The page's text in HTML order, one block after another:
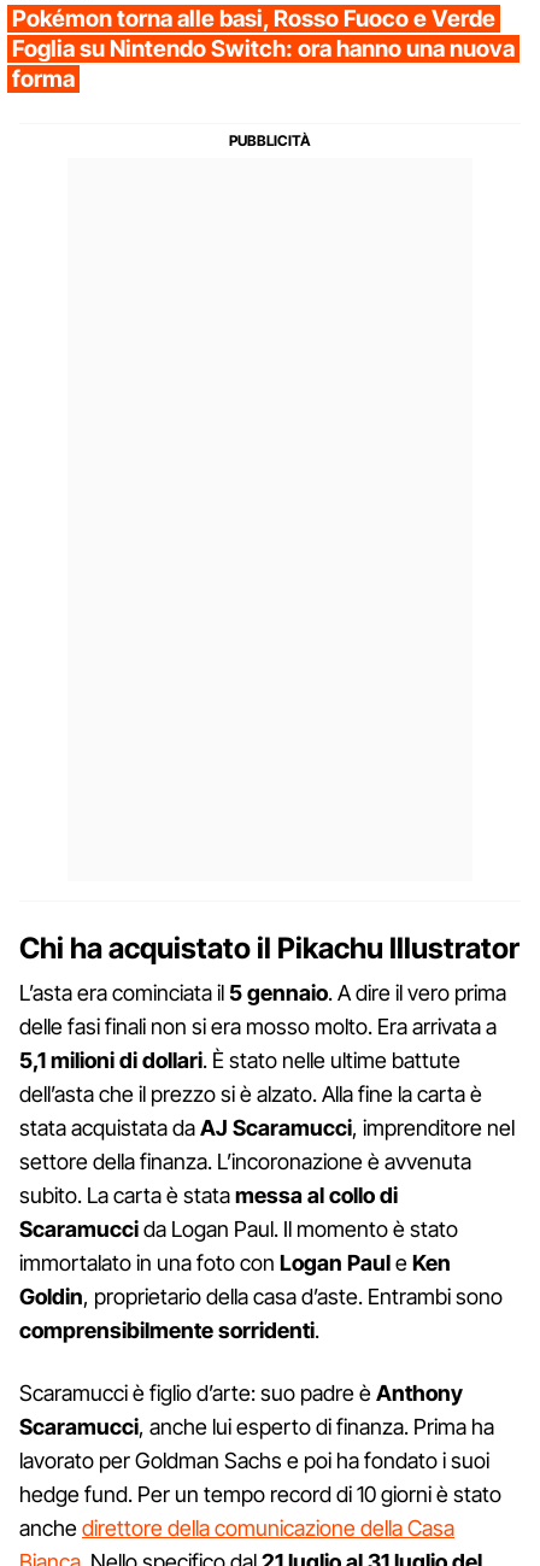
Pokémon torna alle basi, Rosso Fuoco e Verde
Foglia su Nintendo Switch: ora hanno una nuova
forma
Chi ha acquistato il Pikachu Illustrator
L’asta era cominciata il 5 gennaio. A dire il vero prima
delle fasi finali non si era mosso molto. Era arrivata a
5,1 milioni di dollari. È stato nelle ultime battute
dell’asta che il prezzo si è alzato. Alla fine la carta è
stata acquistata daAJ Scaramucci, imprenditore nel
settore della finanza. L’incoronazione è avvenuta
subito. La carta è statamessa al collo di
Scaramuccida Logan Paul. Il momento è stato
immortalato in una foto con Logan PauleKen
Goldin, proprietario della casa d’aste. Entrambi sono
comprensibilmente sorridenti.
Scaramucci è figlio d’arte: suo padre èAnthony
Scaramucci, anche lui esperto di finanza. Prima ha
lavorato per Goldman Sachs e poi ha fondato i suoi
hedge fund. Per un tempo record di 10 giorni è stato
anchedirettore della comunicazione della Casa